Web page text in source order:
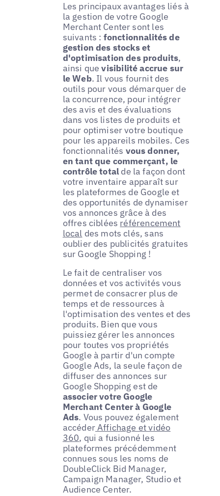
Les principaux avantages liés à
la gestion de votre Google
Merchant Center sont les
suivants : fonctionnalités de
gestion des stocks et
d'optimisation des produits,
ainsi quevisibilité accrue sur
le Web. Il vous fournit des
outils pour vous démarquer de
la concurrence, pour intégrer
des avis et des évaluations
dans vos listes de produits et
pour optimiser votre boutique
pour les appareils mobiles. Ces
fonctionnalités vous donner,
en tant que commerçant, le
contrôle total de la façon dont
votre inventaire apparaît sur
les plateformes de Google et
des opportunités de dynamiser
vos annonces grâce à des
offres ciblées référencement
local des mots clés, sans
oublier des publicités gratuites
sur Google Shopping !
Le fait de centraliser vos
données et vos activités vous
permet de consacrer plus de
temps et de ressources à
l'optimisation des ventes et des
produits. Bien que vous
puissiez gérer les annonces
pour toutes vos propriétés
Google à partir d'un compte
Google Ads, la seule façon de
diffuser des annonces sur
Google Shopping est de
associer votre Google
Merchant Center à Google
Ads. Vous pouvez également
accéderAffichage et vidéo
360, qui a fusionné les
plateformes précédemment
connues sous les noms de
DoubleClick Bid Manager,
Campaign Manager, Studio et
Audience Center.